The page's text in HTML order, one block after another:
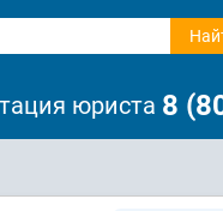
юриста 8